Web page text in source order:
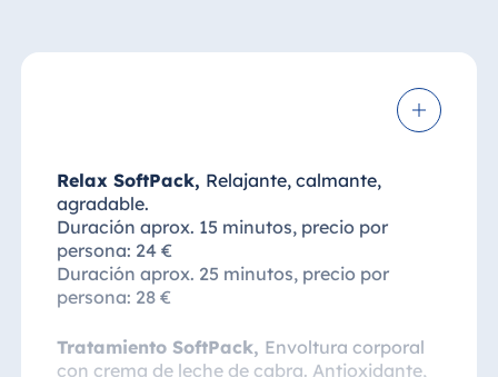
Relax SoftPack, Relajante, calmante,
agradable.
Duración aprox. 15 minutos, precio por
persona: 24 €
Duración aprox. 25 minutos, precio por
persona: 28 €
Tratamiento SoftPack, Envoltura corporal
con crema de leche de cabra. Antioxidante,